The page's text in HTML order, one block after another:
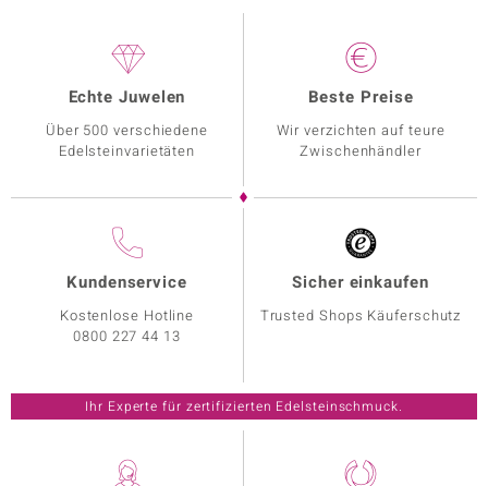
Echte Juwelen
Über 500 verschiedene
Edelsteinvarietäten
Beste Preise
Wir verzichten auf teure
Zwischenhändler
Kundenservice
Kostenlose Hotline
0800 227 44 13
Sicher einkaufen
Trusted Shops Käuferschutz
Ihr Experte für zertifizierten Edelsteinschmuck.